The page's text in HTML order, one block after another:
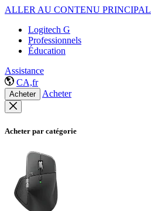
ALLER AU CONTENU PRINCIPAL
Logitech G
Professionnels
Éducation
Assistance
CA,fr
Acheter Acheter
Acheter par catégorie